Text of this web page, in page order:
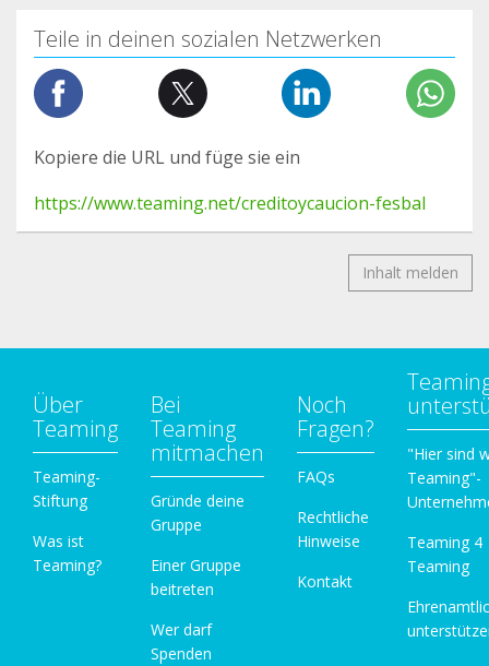
Teile in deinen sozialen Netzwerken
Kopiere die URL und füge sie ein
https://www.teaming.net/creditoycaucion-fesbal
Inhalt melden
Über
Teaming
Teaming-
Stiftung
Was ist
Teaming?
Bei
Teaming
mitmachen
Gründe deine
Gruppe
Einer Gruppe
beitreten
Wer darf
Spenden
Noch
Fragen?
FAQs
Rechtliche
Hinweise
Kontakt
"Hier sind
Teaming"-
Teaming 4
Teaming